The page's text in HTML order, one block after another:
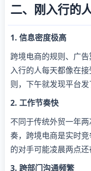
二、刚入行的
1. 信息密度极高
跨境电商的规则、广
入行的人每天都像在
则，下午就发现平台发
2. 工作节奏快
不同于传统外贸一年
奏，跨境电商是实时
的对手可能凌晨两点还
3. 跨部门沟通频繁